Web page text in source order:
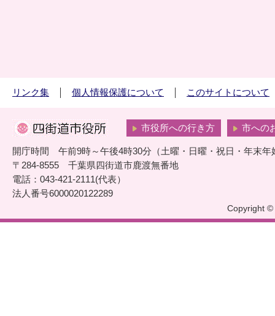
リンク集 個人情報保護について このサイトについて
市役所への行き方 市への
開庁時間 午前9時～午後4時30分（土曜・日曜・祝日・年末年
〒284-8555 千葉県四街道市鹿渡無番地
電話：043-421-2111(代表）
法人番号6000020122289
Copyright ©